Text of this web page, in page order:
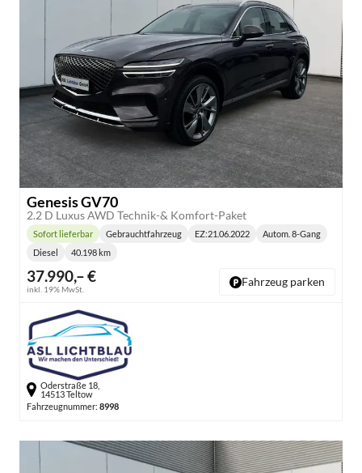
Genesis GV70
2.2 D Luxus AWD Technik-& Komfort-Paket
37.990,– €
inkl. 19% MwSt.
Lieferzeit:
Sofort lieferbar Gebrauchtfahrzeug EZ:21.06.2022
Getriebe:
Autom. 8-Gang
Diesel 40.198 km
Fahrzeug parken
Oderstraße 18,
14513 Teltow
Fahrzeugnummer: 8998